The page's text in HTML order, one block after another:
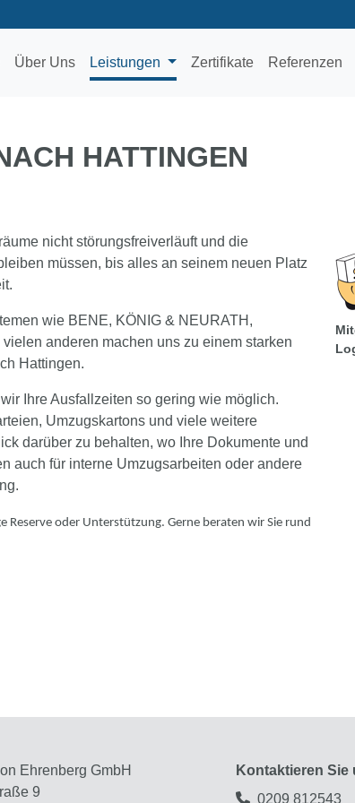
Über Uns Leistungen Zertifikate Referenzen
HATTINGEN
nicht störungsfreiverläuft und die
müssen, bis alles an seinem neuen Platz
wie BENE, KÖNIG & NEURATH,
anderen machen uns zu einem starken
Hattingen.
Ihre Ausfallzeiten so gering wie möglich.
Umzugskartons und viele weitere
darüber zu behalten, wo Ihre Dokumente und
auch für interne Umzugsarbeiten oder andere
Reserve oder Unterstützung. Gerne beraten wir Sie rund
Ehrenberg GmbH
9
Kontaktieren Sie
0209 812543